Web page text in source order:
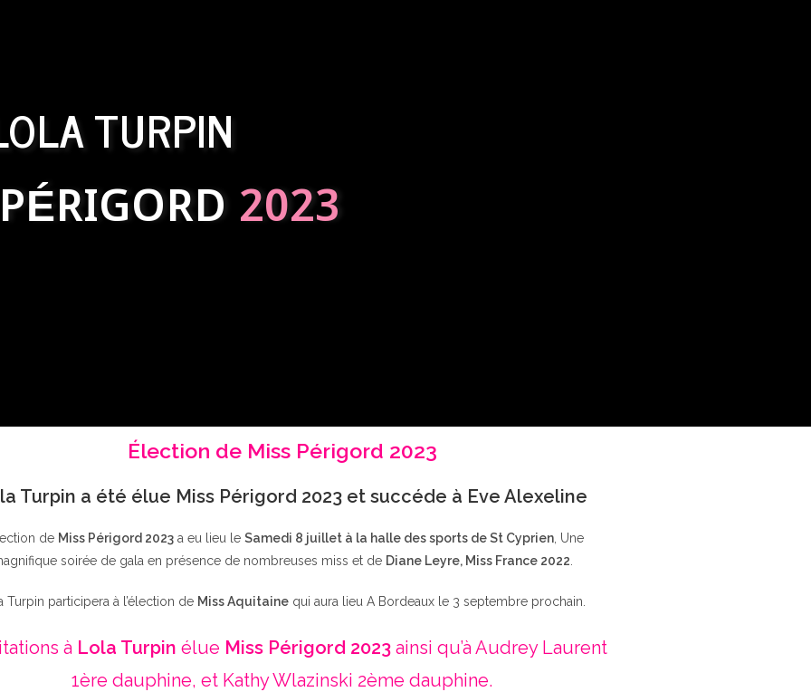
TURPIN
2023
Élection de Miss Périgord 2023
Turpin a été élue Miss Périgord 2023 et succéde à Eve Alexeline
de Miss Périgord 2023a eu lieu le Samedi 8 juillet à la halle des sports de St Cyprien, Une
soirée de gala en présence de nombreuses miss et de Diane Leyre, Miss France 2022
Turpin participera à l’élection de Miss Aquitaine qui aura lieu A Bordeaux le 3 septembre prochain.
à Lola Turpin élue Miss Périgord 2023ainsi qu’à Audrey Laurent
1ère dauphine, et Kathy Wlazinski 2ème dauphine.